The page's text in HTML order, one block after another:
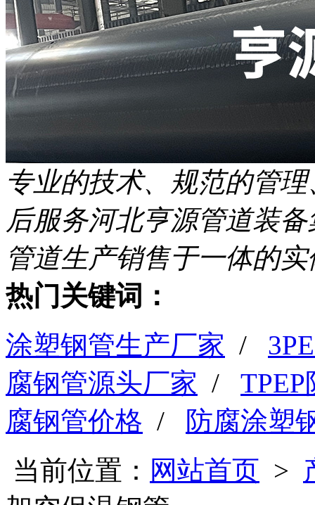
专业的技术、规范的管
后服务河北亨源管道装
管道生产销售于一体的
热门关键词：
涂塑钢管生产厂家 /
腐钢管源头厂家 /
腐钢管价格 /
防腐涂塑
当前位置： 网站首页 >